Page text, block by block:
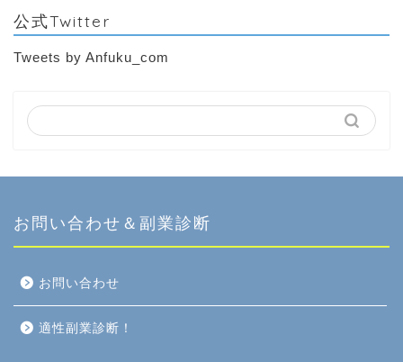
公式Twitter
Tweets by Anfuku_com
お問い合わせ＆副業診断
お問い合わせ
適性副業診断！